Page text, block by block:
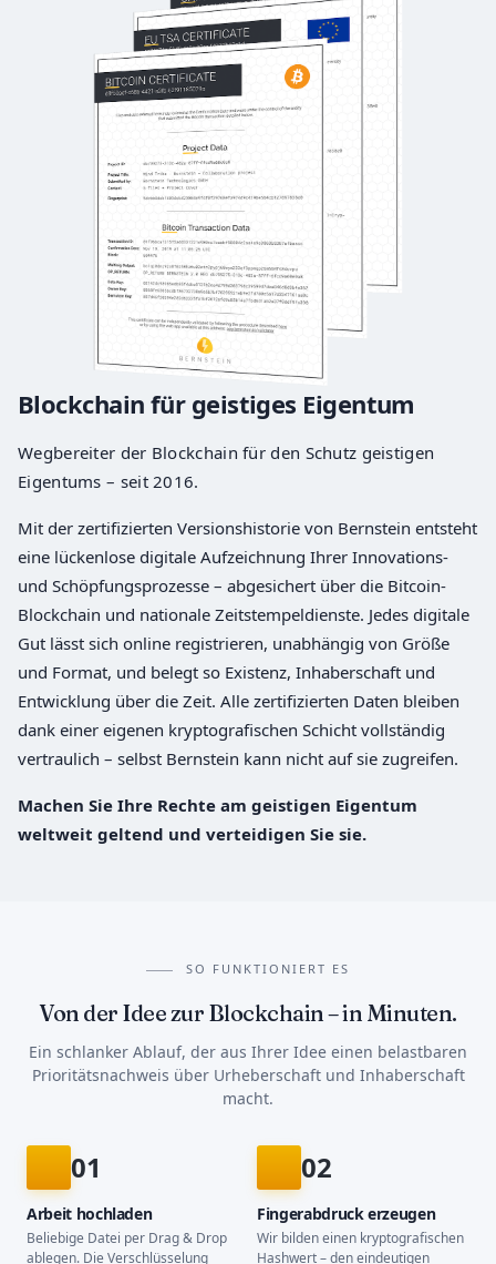
Blockchain für geistiges Eigentum
Wegbereiter der Blockchain für den Schutz geistigen
Eigentums – seit 2016.
Mit der zertifizierten Versionshistorie von Bernstein entsteht
eine lückenlose digitale Aufzeichnung Ihrer Innovations-
und Schöpfungsprozesse – abgesichert über die Bitcoin-
Blockchain und nationale Zeitstempeldienste. Jedes digitale
Gut lässt sich online registrieren, unabhängig von Größe
und Format, und belegt so Existenz, Inhaberschaft und
Entwicklung über die Zeit. Alle zertifizierten Daten bleiben
dank einer eigenen kryptografischen Schicht vollständig
vertraulich – selbst Bernstein kann nicht auf sie zugreifen.
Machen Sie Ihre Rechte am geistigen Eigentum
weltweit geltend und verteidigen Sie sie.
SO FUNKTIONIERT ES
Von der Idee zur Blockchain – in Minuten.
Ein schlanker Ablauf, der aus Ihrer Idee einen belastbaren
Prioritätsnachweis über Urheberschaft und Inhaberschaft
macht.
01
Arbeit hochladen
Beliebige Datei per Drag & Drop
ablegen. Die Verschlüsselung
02
Fingerabdruck erzeugen
Wir bilden einen kryptografischen
Hashwert – den eindeutigen